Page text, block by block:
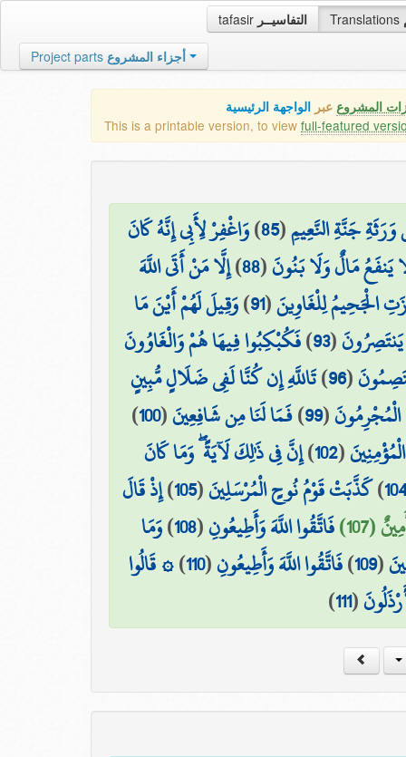
tafasir التفاسيــر Translations
Project parts أجزاء المشروع
المشروع عبر الواجهة الرئيسية
This is a printable version, to view full-featured
جَنَّةِ النَّعِيمِ(
85
)وَاغْفِرْ لِأَبِي إِنَّهُ كَانَ
يَنفَعُ مَالٌ وَلَا بَنُونَ(
88
)إِلَّا مَنْ أَتَى اللَّهَ
الْجَحِيمُ لِلْغَاوِينَ(
91
)وَقِيلَ لَهُمْ أَيْنَ مَا
(
93
)فَكُبْكِبُوا فِيهَا هُمْ وَالْغَاوُونَ
(
96
)تَاللَّهِ إِن كُنَّا لَفِي ضَلَالٍ مُّبِينٍ
الْمُجْرِمُونَ(
99
)فَمَا لَنَا مِن شَافِعِينَ(
100
)
(
102
)إِنَّ فِي ذَٰلِكَ لَآيَةً ۖ وَمَا كَانَ
)كَذَّبَتْ قَوْمُ نُوحٍ الْمُرْسَلِينَ(
105
)إِذْ قَالَ
فَاتَّقُوا اللَّهَ وَأَطِيعُونِ(
108
)وَمَا
(
109
)فَاتَّقُوا اللَّهَ وَأَطِيعُونِ(
110
)۞ قَالُوا
(
111
)